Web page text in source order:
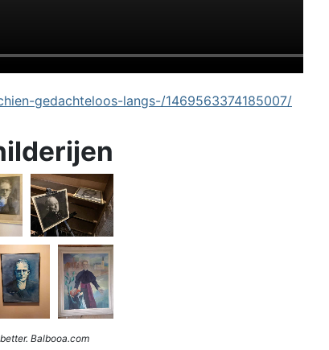
gedachteloos-langs-/1469563374185007/
Balbooa.com